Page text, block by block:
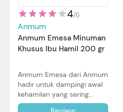
4/6
Anmum
Anmum Emesa Minuman
Khusus Ibu Hamil 200 gr
Anmum Emesa dari Anmum
hadir untuk dampingi awal
kehamilan yang sering
diiringi dengan mual dan